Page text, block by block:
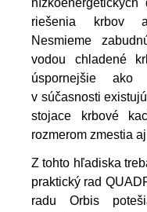
riešenia krbov a
Nesmieme
vodou chladené
úspornejšie
v súčasnosti
stojace krbové
rozmerom zmestia
Z tohto hľadiska
praktický rad
radu Orbis